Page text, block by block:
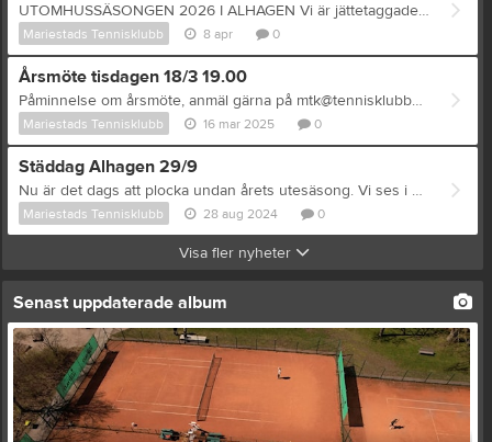
UTOMHUSSÄSONGEN 2026 I ALHAGEN Vi är jättetaggade på en fantastisk utesäsong med er på våra fina grusbanor i Alhagen. Banorna öppnar som vanligt någon gång i början av Maj. Städdag för att fixa i ordning inför utesäsongen är 26 April. Mer info har kommit på mejl och sociala medier. Träning: - Utesäsongens träningar pågår vecka 19-25. Eventuella träningar ute i augusti kommer info om senare. - Eventuella extrapass kan finnas att boka senare i sommar, info kommer. - Dagläger och tävlingar för våra juniorer kommer att erbjudas. För mer info mejla traning@tennisklubben.se Boka bana i Alhagen - Bana måste som vanligt bokas i Playtomic och kan bokas av ALLA även icke-medlemmar. - Medlemmar bokar till billigare pris. - Likt tidigare år kommer ett sommarkort erbjudas för dig som vill spela mycket, för en billigare peng.
Mariestads Tennisklubb 8 apr 0
Årsmöte tisdagen 18/3 19.00
Påminnelse om årsmöte, anmäl gärna på mtk@tennisklubben.se
Mariestads Tennisklubb 16 mar 2025 0
Städdag Alhagen 29/9
Nu är det dags att plocka undan årets utesäsong. Vi ses i Alhagen klockan 10.00 29/9. Klubben bjuder på förtäring. Vi hoppas på fint väder och en trevlig dag. Bästa hälsningar MTK styrelse
Mariestads Tennisklubb 28 aug 2024 0
Visa fler nyheter
Senast uppdaterade album